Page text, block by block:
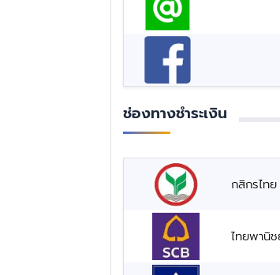
ช่องทางชำระเงิน
กสิกรไทย
ไทยพานิช